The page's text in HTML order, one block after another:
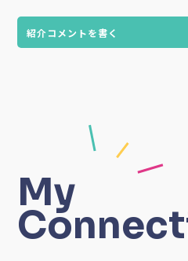
紹介コメントを書く
My